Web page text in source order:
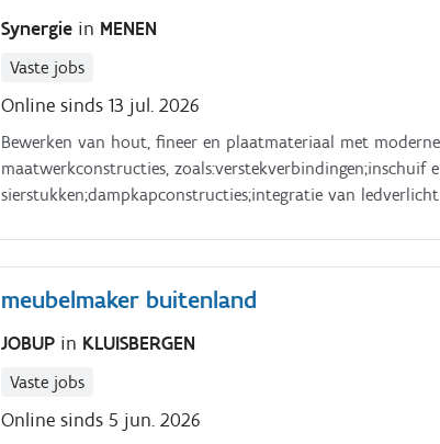
Synergie in MENEN
Vaste jobs
Online sinds 13 jul. 2026
Bewerken van hout, fineer en plaatmateriaal met
maatwerkconstructies, zoals:verstekverbindingen;inschuif
sierstukken;dampkapconstructies;integratie van
meubelmaker buitenland
JOBUP in KLUISBERGEN
Vaste jobs
Online sinds 5 jun. 2026